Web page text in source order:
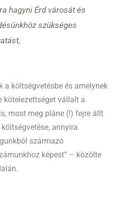
hagyni Érd városát és
szükséges
a költségvetésbe és amelynek
vállalt a
most meg pláne (!) fejre állt
annyira
származó
képest” – közölte